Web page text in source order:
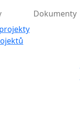
Dokumenty